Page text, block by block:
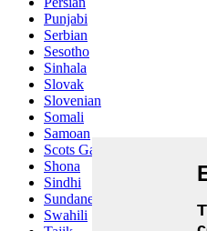
Punjabi
Serbian
Sesotho
Sinhala
Slovak
Slovenian
Somali
Samoan
Scots Gaelic
Shona
Sindhi
Sundanese
Swahili